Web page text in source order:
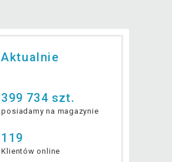
Aktualnie
399 734 szt.
posiadamy na magazynie
119
Klientów online